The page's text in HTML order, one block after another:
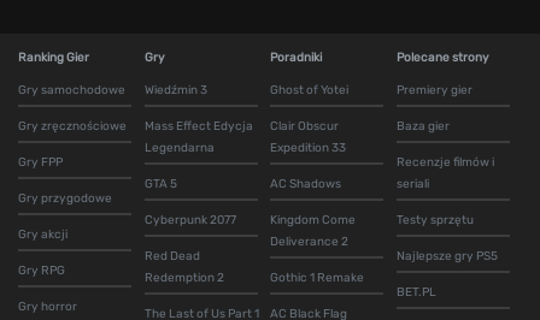
Ranking Gier
Gry samochodowe
Gry zręcznościowe
Gry FPP
Gry przygodowe
Gry akcji
Gry RPG
Gry horror
Gry
Wiedźmin 3
Mass Effect Edycja
Legendarna
GTA 5
Cyberpunk 2077
Red Dead
Redemption 2
The Last of Us Part 1
Poradniki
Ghost of Yotei
Clair Obscur
Expedition 33
AC Shadows
Kingdom Come
Deliverance 2
Gothic 1 Remake
AC Black Flag
Polecane strony
Premiery gier
Baza gier
Recenzje filmów i
seriali
Testy sprzętu
Najlepsze gry PS5
BET.PL